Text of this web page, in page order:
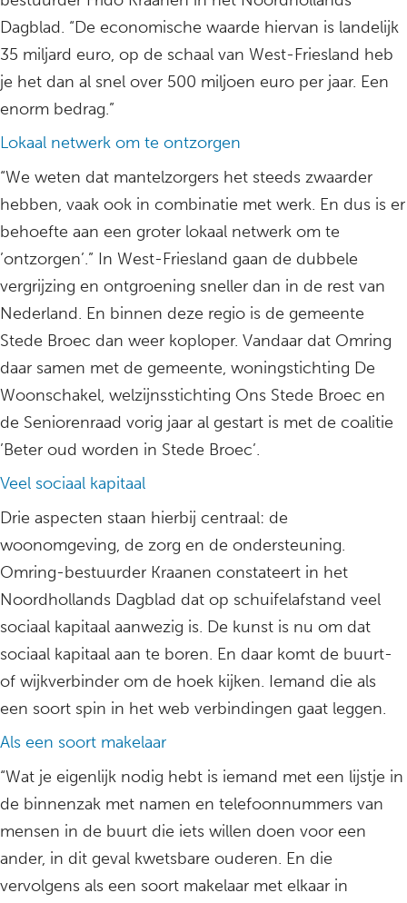
Dagblad. “De economische waarde hiervan is landelijk
35 miljard euro, op de schaal van West-Friesland heb
je het dan al snel over 500 miljoen euro per jaar. Een
enorm bedrag.”
Lokaal netwerk om te ontzorgen
“We weten dat mantelzorgers het steeds zwaarder
hebben, vaak ook in combinatie met werk. En dus is er
behoefte aan een groter lokaal netwerk om te
’ontzorgen’.” In West-Friesland gaan de dubbele
vergrijzing en ontgroening sneller dan in de rest van
Nederland. En binnen deze regio is de gemeente
Stede Broec dan weer koploper. Vandaar dat Omring
daar samen met de gemeente, woningstichting De
Woonschakel, welzijnsstichting Ons Stede Broec en
de Seniorenraad vorig jaar al gestart is met de coalitie
’Beter oud worden in Stede Broec’.
Veel sociaal kapitaal
Drie aspecten staan hierbij centraal: de
woonomgeving, de zorg en de ondersteuning.
Omring-bestuurder Kraanen constateert in het
Noordhollands Dagblad dat op schuifelafstand veel
sociaal kapitaal aanwezig is. De kunst is nu om dat
sociaal kapitaal aan te boren. En daar komt de buurt-
of wijkverbinder om de hoek kijken. Iemand die als
een soort spin in het web verbindingen gaat leggen.
Als een soort makelaar
“Wat je eigenlijk nodig hebt is iemand met een lijstje in
de binnenzak met namen en telefoonnummers van
mensen in de buurt die iets willen doen voor een
ander, in dit geval kwetsbare ouderen. En die
vervolgens als een soort makelaar met elkaar in